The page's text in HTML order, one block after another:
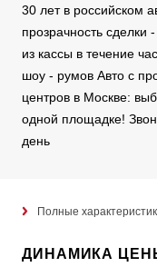
30 лет в российском
прозрачность
из кассы в течение
шоу - румов Авто с
центров в Москве:
одной площадке!
день
Полные
ДИНАМИКА ЦЕНЫ